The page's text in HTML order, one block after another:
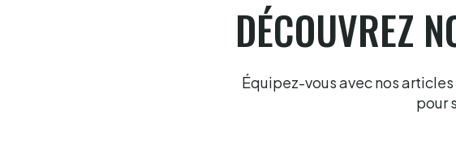
DÉCOUVREZ
Équipez-vous avec nos
pour